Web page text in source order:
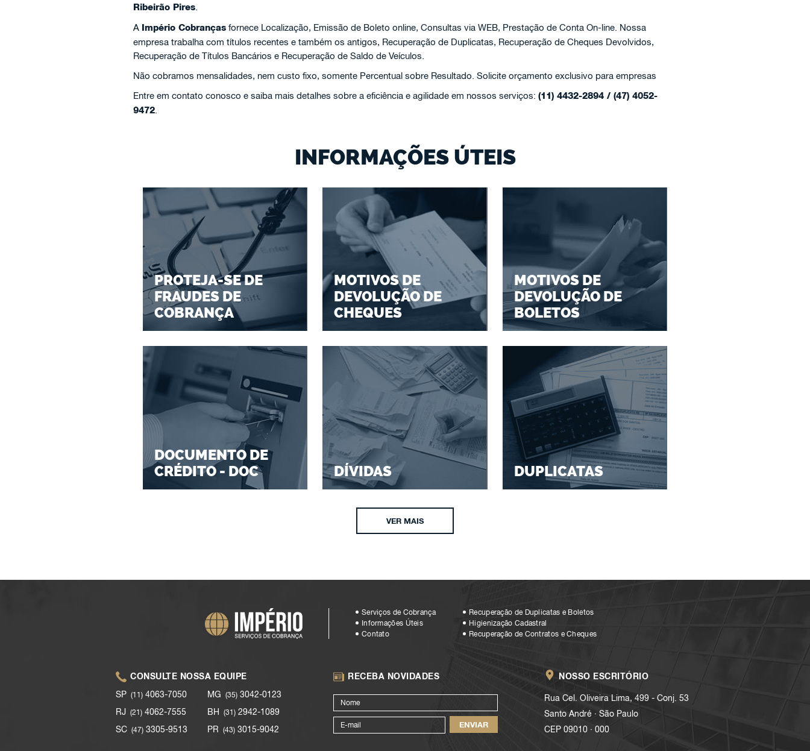
Ribeirão Pires.
A Império Cobrançasfornece Localização, Emissão de Boleto online, Consultas via WEB, Prestação de Conta On-line. Nossa
empresa trabalha com títulos recentes e também os antigos, Recuperação de Duplicatas, Recuperação de Cheques Devolvidos,
Recuperação de Títulos Bancários e Recuperação de Saldo de Veículos.
Não cobramos mensalidades, nem custo fixo, somente Percentual sobre Resultado. Solicite orçamento exclusivo para empresas
Entre em contato conosco e saiba mais detalhes sobre a eficiência e agilidade em nossos serviços: (11) 4432-2894 / (47) 4052-
9472.
INFORMAÇÕES ÚTEIS
PROTEJA-SE DE
FRAUDES DE
COBRANÇA
MOTIVOS DE
DEVOLUÇÃO DE
CHEQUES
MOTIVOS DE
DEVOLUÇÃO DE
BOLETOS
DOCUMENTO DE
CRÉDITO - DOC
DÍVIDAS DUPLICATAS
VER MAIS
Serviços de Cobrança
Informações Úteis
Contato
Recuperação de Duplicatas e Boletos
Higienização Cadastral
Recuperação de Contratos e Cheques
CONSULTE NOSSA EQUIPE
SP (11) 4063-7050
RJ (21) 4062-7555
SC (47) 3305-9513
MG (35) 3042-0123
BH (31) 2942-1089
PR (43) 3015-9042
RECEBA NOVIDADES NOSSO ESCRITÓRIO
Rua Cel. Oliveira Lima, 499 - Conj. 53
Santo André . São Paulo
CEP 09010 . 000